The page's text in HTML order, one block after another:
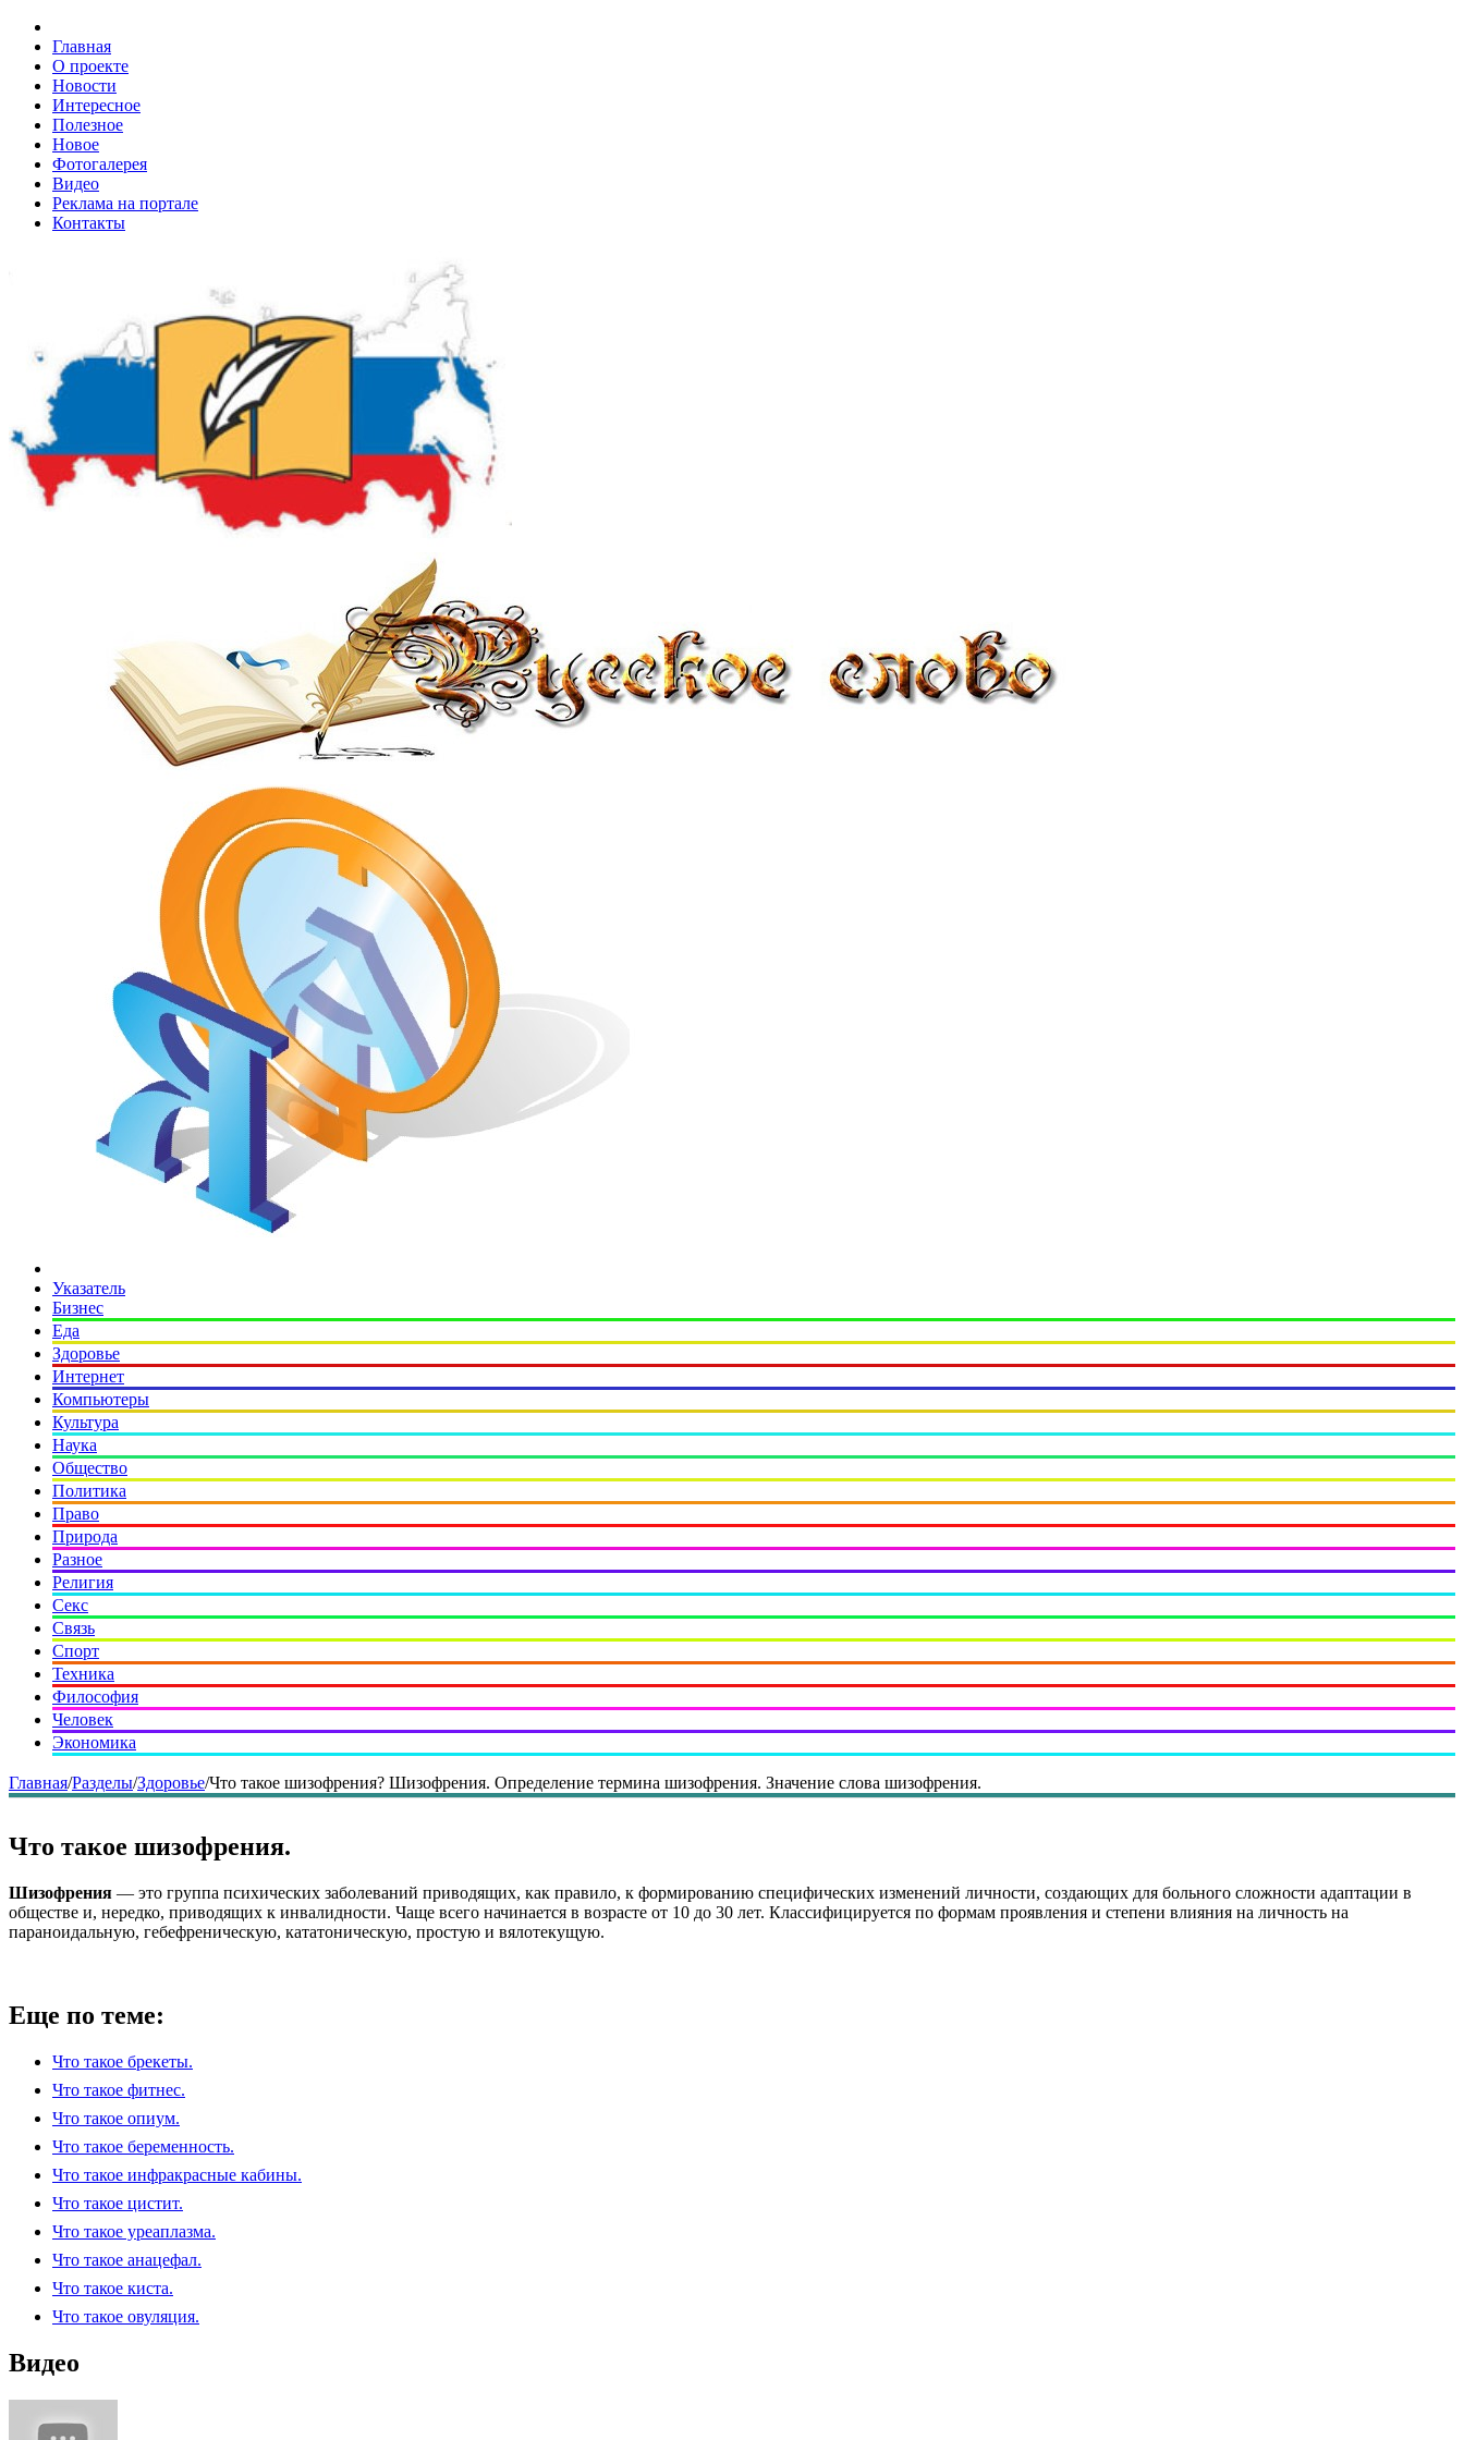
Главная
О проекте
Новости
Интересное
Полезное
Новое
Фотогалерея
Видео
Реклама на портале
Контакты
Указатель
Бизнес
Еда
Здоровье
Интернет
Компьютеры
Культура
Наука
Общество
Политика
Право
Природа
Разное
Религия
Секс
Связь
Спорт
Техника
Философия
Человек
Экономика
Главная/Разделы/Здоровье/Что такое шизофрения? Шизофрения. Определение термина шизофрения. Значение слова шизофрения.
Что такое шизофрения.
Шизофрения — это группа психических заболеваний приводящих, как правило, к формированию специфических изменений личности, создающих для больного сложности адаптации в
обществе и, нередко, приводящих к инвалидности. Чаще всего начинается в возрасте от 10 до 30 лет. Классифицируется по формам проявления и степени влияния на личность на
параноидальную, гебефреническую, кататоническую, простую и вялотекущую.
Еще по теме:
Что такое брекеты.
Что такое фитнес.
Что такое опиум.
Что такое беременность.
Что такое инфракрасные кабины.
Что такое цистит.
Что такое уреаплазма.
Что такое анацефал.
Что такое киста.
Что такое овуляция.
Видео